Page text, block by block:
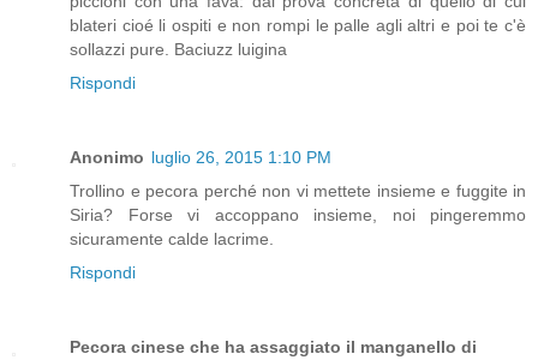
blateri cioé li ospiti e non rompi le palle agli altri e poi te c'è
sollazzi pure. Baciuzz luigina
Rispondi
Anonimo luglio 26, 2015 1:10 PM
Trollino e pecora perché non vi mettete insieme e fuggite in
Siria? Forse vi accoppano insieme, noi pingeremmo
sicuramente calde lacrime.
Rispondi
Pecora cinese che ha assaggiato il manganello di